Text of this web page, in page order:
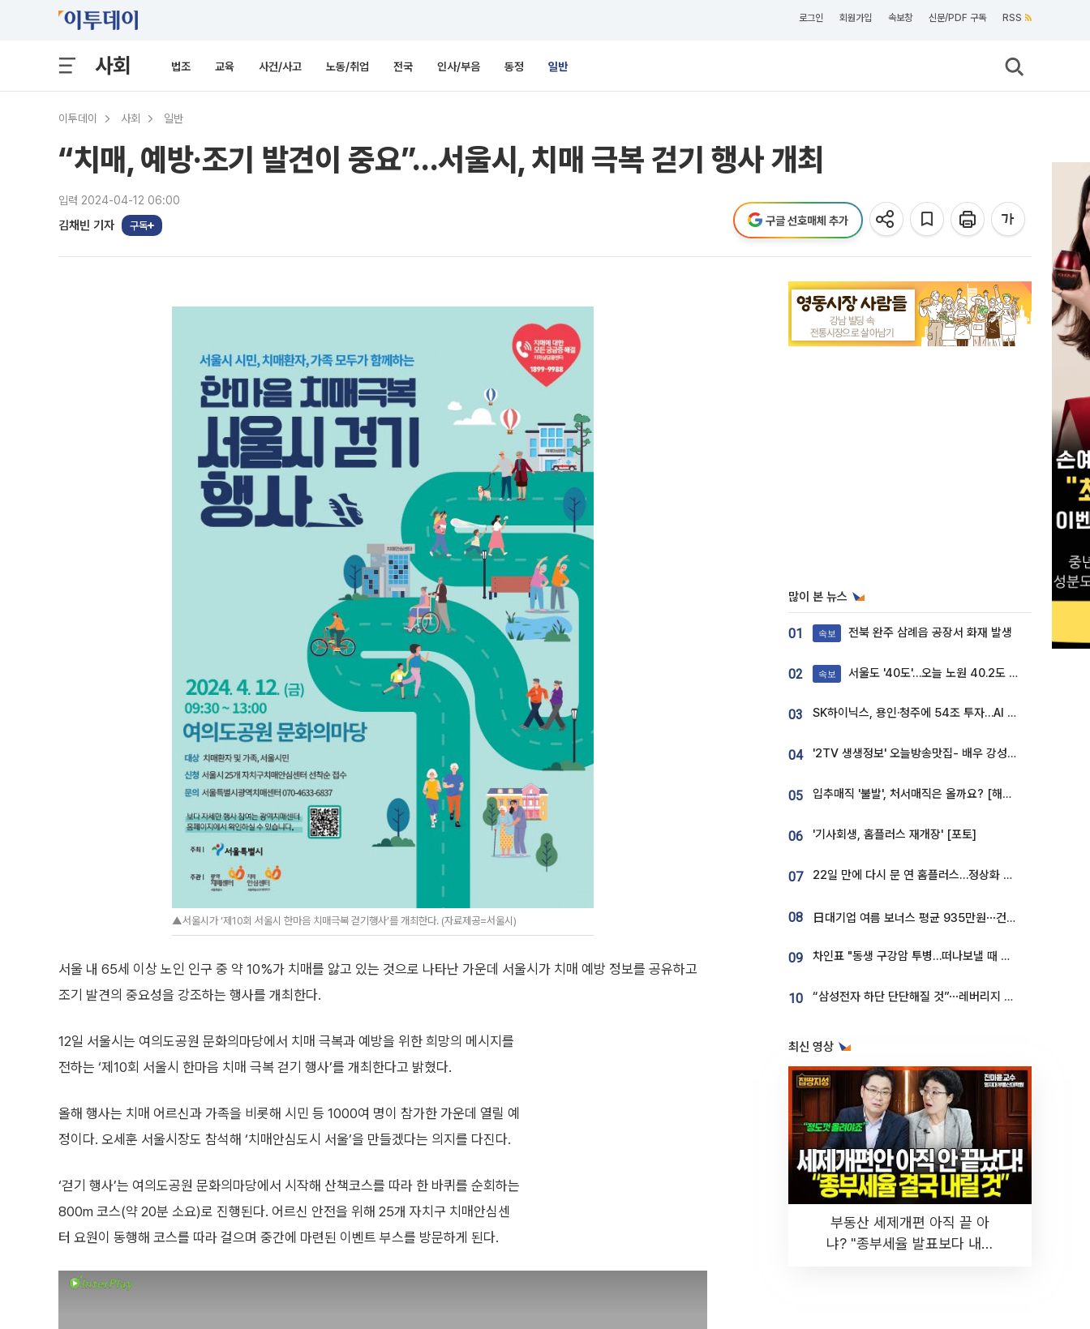
로그인 회원가입 속보창 신문/PDF 구독 RSS
사회 법조 교육 사건/사고 노동/취업 전국 인사/부음 동정 일반
이투데이 사회 일반
“치매, 예방·조기 발견이 중요”…서울시, 치매 극복 걷기 행사 개최
입력 2024-04-12 06:00
김채빈 기자 구독 구글 선호매체 추가
▲서울시가 ‘제10회 서울시 한마음 치매극복 걷기행사’를 개최한다. (자료제공=서울시)
서울 내 65세 이상 노인 인구 중 약 10%가 치매를 앓고 있는 것으로 나타난 가운데 서울시가 치매 예방 정보를 공유하고
조기 발견의 중요성을 강조하는 행사를 개최한다.
12일 서울시는 여의도공원 문화의마당에서 치매 극복과 예방을 위한 희망의 메시지를
전하는 ‘제10회 서울시 한마음 치매 극복 걷기 행사’를 개최한다고 밝혔다.
올해 행사는 치매 어르신과 가족을 비롯해 시민 등 1000여 명이 참가한 가운데 열릴 예
정이다. 오세훈 서울시장도 참석해 ‘치매안심도시 서울’을 만들겠다는 의지를 다진다.
‘걷기 행사’는 여의도공원 문화의마당에서 시작해 산책코스를 따라 한 바퀴를 순회하는
800m 코스(약 20분 소요)로 진행된다. 어르신 안전을 위해 25개 자치구 치매안심센
터 요원이 동행해 코스를 따라 걸으며 중간에 마련된 이벤트 부스를 방문하게 된다.
많이 본 뉴스
01 속보 전북 완주 삼례읍 공장서 화재 발생
02 속보 서울도 '40도'…오늘 노원 40.2도 기록
03 SK하이닉스, 용인·청주에 54조 투자…AI 메모리 생산기지 키운다
04 '2TV 생생정보' 오늘방송맛집- 배우 강성진 단골! 쌀국수ㆍ푸팟퐁 커리 맛집 '블○○○'
05 입추매직 '불발', 처서매직은 올까요? [해시태그]
06 '기사회생, 홈플러스 재개장' [포토]
07 22일 만에 다시 문 연 홈플러스…정상화 바쁜데 재고 없어 ‘발동동’[가보니]
08 日대기업 여름 보너스 평균 935만원⋯건설회사 1800만 넘어
09 차인표 "동생 구강암 투병…떠나보낼 때 가장 힘들었다”
10 “삼성전자 하단 단단해질 것”⋯레버리지 규제에 쏠림 완화 [찐코노미]
최신 영상
부동산 세제개편 아직 끝 아
냐? "종부세율 발표보다 내릴